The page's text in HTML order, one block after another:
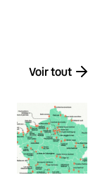
Voir tout